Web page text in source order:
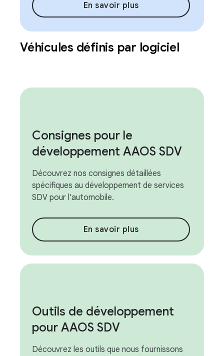
En savoir plus
Véhicules définis par logiciel
Consignes pour le
développement AAOS SDV
Découvrez nos consignes détaillées
spécifiques au développement de services
SDV pour l'automobile.
En savoir plus
Outils de développement
pour AAOS SDV
Découvrez les outils que nous fournissons